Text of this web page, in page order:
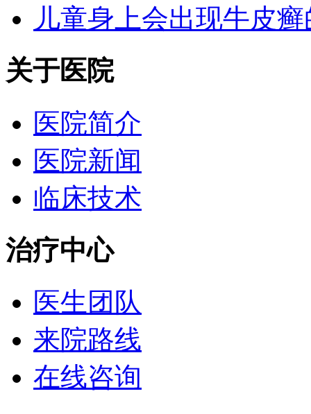
儿童身上会出现牛皮
关于医院
医院简介
医院新闻
临床技术
治疗中心
医生团队
来院路线
在线咨询